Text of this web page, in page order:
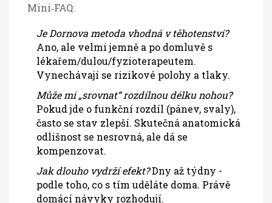
Mini‑FAQ:
Je Dornova metoda vhodná v těhotenství?
Ano, ale velmi jemně a po domluvě s
lékařem/dulou/fyzioterapeutem.
Vynechávají se rizikové polohy a tlaky.
Může mi „srovnat“ rozdílnou délku nohou?
Pokud jde o funkční rozdíl (pánev, svaly),
často se stav zlepší. Skutečná anatomická
odlišnost se nesrovná, ale dá se
kompenzovat.
Jak dlouho vydrží efekt?Dny až týdny -
podle toho, co s tím uděláte doma. Právě
domácí návyky rozhodují.